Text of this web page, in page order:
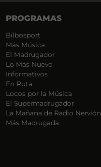
PROGRAMAS
Bilbosport
Más Música
El Madrugador
Lo Más Nuevo
Informativos
En Ruta
Locos por la Música
El Supermadrugador
La Mañana de Radio Nervión
Más Madrugada